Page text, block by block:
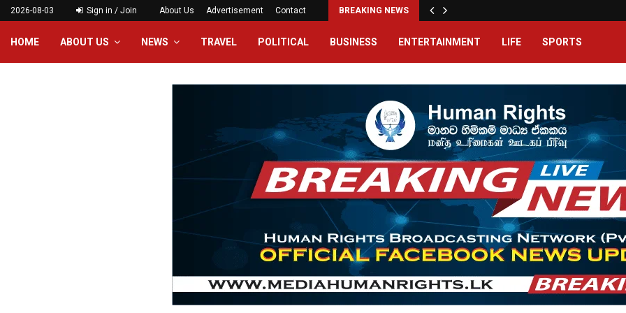
2026-08-03 Sign in / Join About Us Advertisement Contact BREAKING NEWS
HOME ABOUT US NEWS TRAVEL POLITICAL BUSINESS ENTERTAINMENT LIFE SPORTS